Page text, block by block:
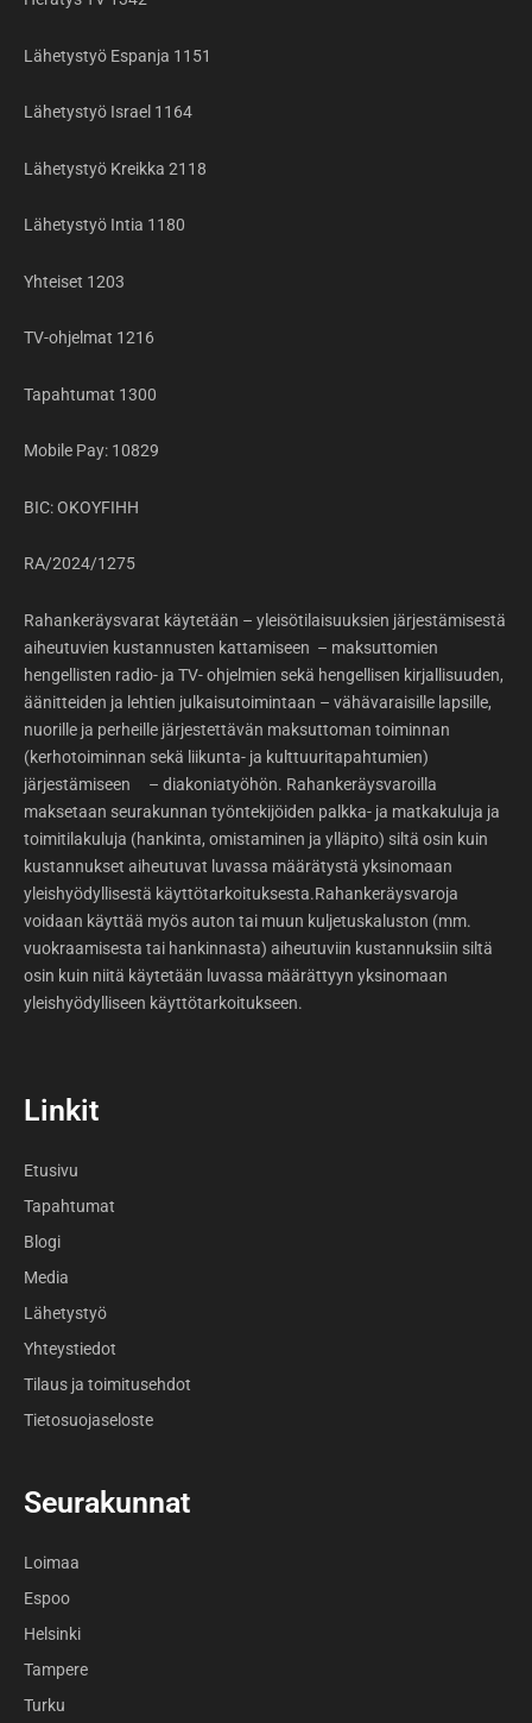
Lähetystyö Espanja 1151
Lähetystyö Israel 1164
Lähetystyö Kreikka 2118
Lähetystyö Intia 1180
Yhteiset 1203
TV-ohjelmat 1216
Tapahtumat 1300
Mobile Pay: 10829
BIC: OKOYFIHH
RA/2024/1275
Rahankeräysvarat käytetään – yleisötilaisuuksien järjestämisestä
aiheutuvien kustannusten kattamiseen – maksuttomien
hengellisten radio- ja TV- ohjelmien sekä hengellisen kirjallisuuden,
äänitteiden ja lehtien julkaisutoimintaan – vähävaraisille lapsille,
nuorille ja perheille järjestettävän maksuttoman toiminnan
(kerhotoiminnan sekä liikunta- ja kulttuuritapahtumien)
järjestämiseen – diakoniatyöhön. Rahankeräysvaroilla
maksetaan seurakunnan työntekijöiden palkka- ja matkakuluja ja
toimitilakuluja (hankinta, omistaminen ja ylläpito) siltä osin kuin
kustannukset aiheutuvat luvassa määrätystä yksinomaan
yleishyödyllisestä käyttötarkoituksesta.Rahankeräysvaroja
voidaan käyttää myös auton tai muun kuljetuskaluston (mm.
vuokraamisesta tai hankinnasta) aiheutuviin kustannuksiin siltä
osin kuin niitä käytetään luvassa määrättyyn yksinomaan
yleishyödylliseen käyttötarkoitukseen.
Linkit
Etusivu
Tapahtumat
Blogi
Media
Lähetystyö
Yhteystiedot
Tilaus ja toimitusehdot
Tietosuojaseloste
Seurakunnat
Loimaa
Espoo
Helsinki
Tampere
Turku